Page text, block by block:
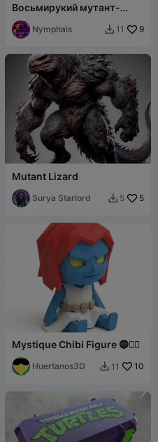
Восьмирукий мутант-
зомби, монстр ужасов
Nymphais  11 9
Mutant Lizard
Surya Starlord  5 5
Mystique Chibi Figure 🔵🦸‍♀️
Huertanos3D  11 10